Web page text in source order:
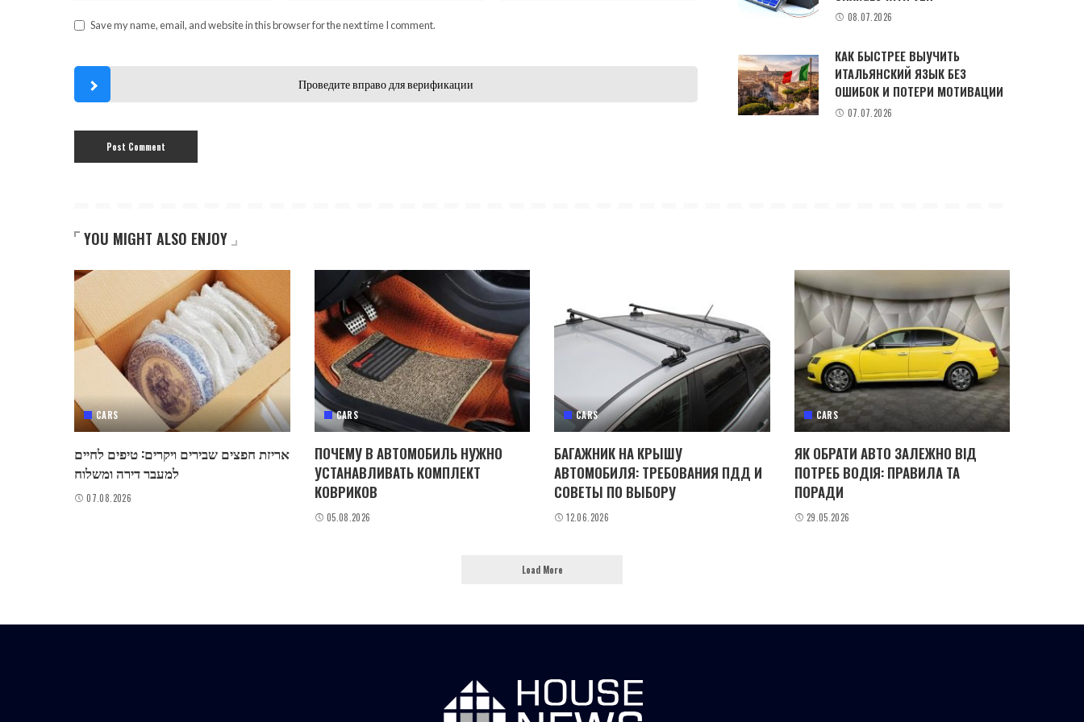
Save my name, email, and website in this browser for the next time I comment.
Проведите вправо для верификации
08.07.2026
КАК БЫСТРЕЕ ВЫУЧИТЬ
ИТАЛЬЯНСКИЙ ЯЗЫК БЕЗ
ОШИБОК И ПОТЕРИ МОТИВАЦИИ
07.07.2026
YOU MIGHT ALSO ENJOY
CARS
אריזת חפצים שבירים ויקרים: טיפים לחיים
למעבר דירה ומשלוח
07.08.2026
CARS
ПОЧЕМУ В АВТОМОБИЛЬ НУЖНО
УСТАНАВЛИВАТЬ КОМПЛЕКТ
КОВРИКОВ
05.08.2026
CARS
БАГАЖНИК НА КРЫШУ
АВТОМОБИЛЯ: ТРЕБОВАНИЯ ПДД И
СОВЕТЫ ПО ВЫБОРУ
12.06.2026
CARS
ЯК ОБРАТИ АВТО ЗАЛЕЖНО ВІД
ПОТРЕБ ВОДІЯ: ПРАВИЛА ТА
ПОРАДИ
29.05.2026
Load More